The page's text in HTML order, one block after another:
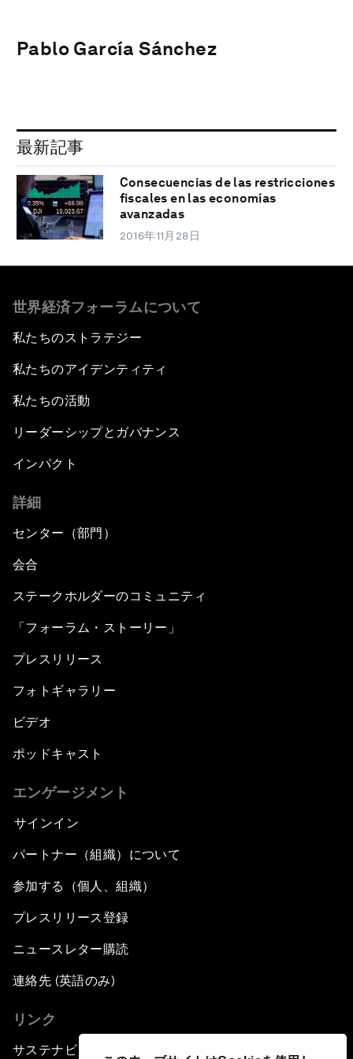
Pablo García Sánchez
最新記事
Consecuencias de las restricciones
fiscales en las economías
avanzadas
2016年11月28日
世界経済フォーラムについて
私たちのストラテジー
私たちのアイデンティティ
私たちの活動
リーダーシップとガバナンス
インパクト
詳細
センター（部門）
会合
ステークホルダーのコミュニティ
「フォーラム・ストーリー」
プレスリリース
フォトギャラリー
ビデオ
ポッドキャスト
エンゲージメント
サインイン
パートナー（組織）について
参加する（個人、組織）
プレスリリース登録
ニュースレター購読
連絡先 (英語のみ)
リンク
サステナビリティへの取り組み